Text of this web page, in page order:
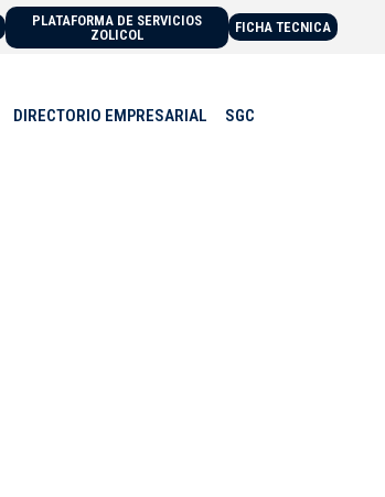
PLATAFORMA DE SERVICIOS
ZOLICOL
FICHA TECNICA
DIRECTORIO EMPRESARIAL SGC